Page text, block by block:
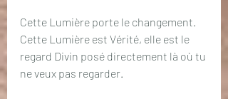
Cette Lumière porte le changement.
Cette Lumière est Vérité, elle est le
regard Divin posé directement là où tu
ne veux pas regarder.